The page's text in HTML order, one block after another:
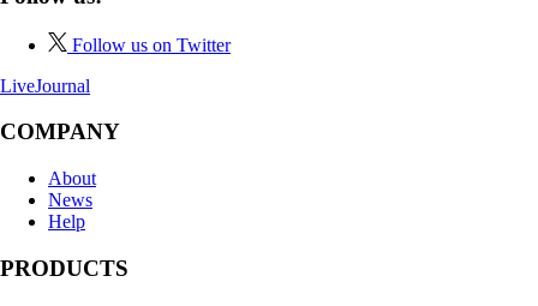
Follow us on Twitter
LiveJournal
COMPANY
About
News
Help
PRODUCTS